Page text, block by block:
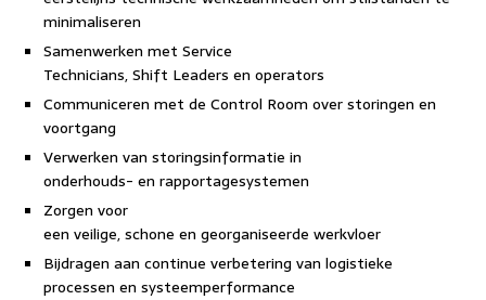
minimaliseren
Samenwerken met Service
Technicians, Shift Leaders en operators
Communiceren met de Control Room over storingen en
voortgang
Verwerken van storingsinformatie in
onderhouds- en rapportagesystemen
Zorgen voor
een veilige, schone en georganiseerde werkvloer
Bijdragen aan continue verbetering van logistieke
processen en systeemperformance